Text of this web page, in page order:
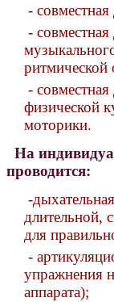
- совместная
- совместная
ритмической
-
физической
моторики.
На
проводится:
-
длительной,
для
-
упражнения
аппарата);